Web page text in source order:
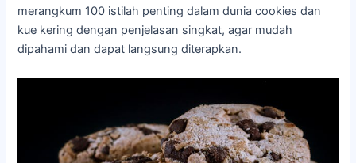
merangkum 100 istilah penting dalam dunia cookies dan
kue kering dengan penjelasan singkat, agar mudah
dipahami dan dapat langsung diterapkan.